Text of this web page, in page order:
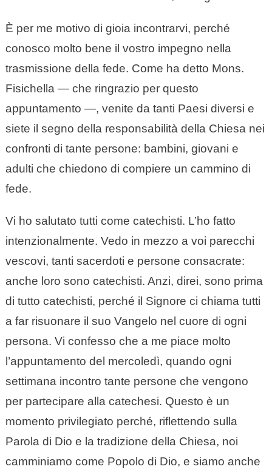
È per me motivo di gioia incontrarvi, perché
conosco molto bene il vostro impegno nella
trasmissione della fede. Come ha detto Mons.
Fisichella — che ringrazio per questo
appuntamento —, venite da tanti Paesi diversi e
siete il segno della responsabilità della Chiesa nei
confronti di tante persone: bambini, giovani e
adulti che chiedono di compiere un cammino di
fede.
Vi ho salutato tutti come catechisti. L’ho fatto
intenzionalmente. Vedo in mezzo a voi parecchi
vescovi, tanti sacerdoti e persone consacrate:
anche loro sono catechisti. Anzi, direi, sono prima
di tutto catechisti, perché il Signore ci chiama tutti
a far risuonare il suo Vangelo nel cuore di ogni
persona. Vi confesso che a me piace molto
l’appuntamento del mercoledì, quando ogni
settimana incontro tante persone che vengono
per partecipare alla catechesi. Questo è un
momento privilegiato perché, riflettendo sulla
Parola di Dio e la tradizione della Chiesa, noi
camminiamo come Popolo di Dio, e siamo anche